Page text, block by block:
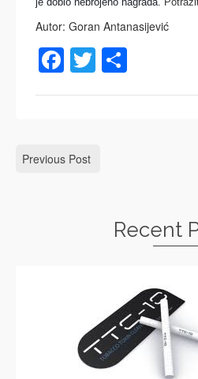
Autor: Goran Antanasijević
Facebook
Twitter
Previous Post
Recent